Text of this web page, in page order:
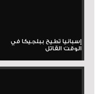
إسبانيا تطيح ببلجيكا في
الوقت القاتل